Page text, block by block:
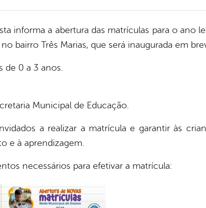
informa a abertura das matrículas para o ano
bairro Três Marias, que será inaugurada em
de 0 a 3 anos.
Municipal de Educação.
a realizar a matrícula e garantir às
e à aprendizagem.
necessários para efetivar a matrícula: